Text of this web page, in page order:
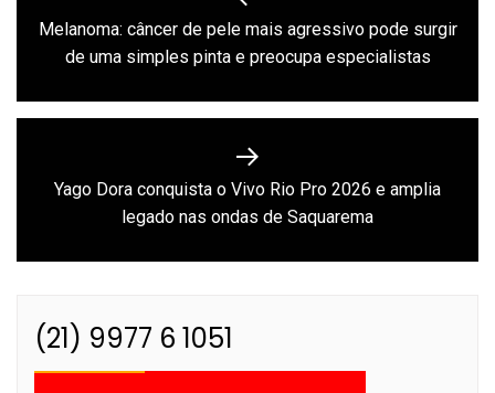
de
Post
Previous
post:
Melanoma: câncer de pele mais agressivo pode surgir
de uma simples pinta e preocupa especialistas
Next
post:
Yago Dora conquista o Vivo Rio Pro 2026 e amplia
legado nas ondas de Saquarema
(21) 9977 6 1051